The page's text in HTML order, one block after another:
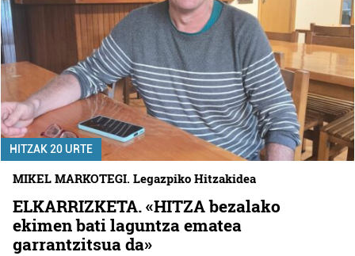
HITZAK 20 URTE
MIKEL MARKOTEGI. Legazpiko Hitzakidea
ELKARRIZKETA. «HITZA bezalako
ekimen bati laguntza ematea
garrantzitsua da»